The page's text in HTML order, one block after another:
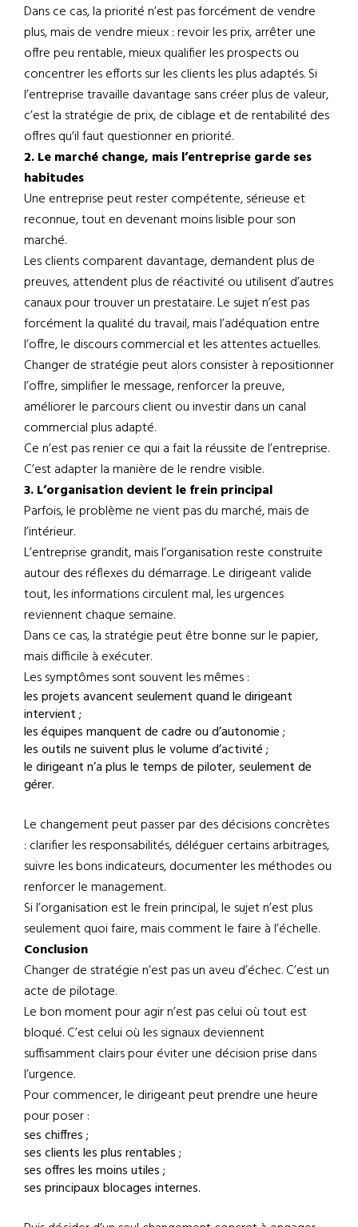
Dans ce cas, la priorité n’est pas forcément de vendre
plus, mais de vendre mieux : revoir les prix, arrêter une
offre peu rentable, mieux qualifier les prospects ou
concentrer les efforts sur les clients les plus adaptés. Si
l’entreprise travaille davantage sans créer plus de valeur,
c’est la stratégie de prix, de ciblage et de rentabilité des
offres qu’il faut questionner en priorité.
2. Le marché change, mais l’entreprise garde ses
habitudes
Une entreprise peut rester compétente, sérieuse et
reconnue, tout en devenant moins lisible pour son
marché.
Les clients comparent davantage, demandent plus de
preuves, attendent plus de réactivité ou utilisent d’autres
canaux pour trouver un prestataire. Le sujet n’est pas
forcément la qualité du travail, mais l’adéquation entre
l’offre, le discours commercial et les attentes actuelles.
Changer de stratégie peut alors consister à repositionner
l’offre, simplifier le message, renforcer la preuve,
améliorer le parcours client ou investir dans un canal
commercial plus adapté.
Ce n’est pas renier ce qui a fait la réussite de l’entreprise.
C’est adapter la manière de le rendre visible.
3. L’organisation devient le frein principal
Parfois, le problème ne vient pas du marché, mais de
l’intérieur.
L’entreprise grandit, mais l’organisation reste construite
autour des réflexes du démarrage. Le dirigeant valide
tout, les informations circulent mal, les urgences
reviennent chaque semaine.
Dans ce cas, la stratégie peut être bonne sur le papier,
mais difficile à exécuter.
Les symptômes sont souvent les mêmes :
les projets avancent seulement quand le dirigeant
intervient ;
les équipes manquent de cadre ou d’autonomie ;
les outils ne suivent plus le volume d’activité ;
le dirigeant n’a plus le temps de piloter, seulement de
gérer.
Le changement peut passer par des décisions concrètes
: clarifier les responsabilités, déléguer certains arbitrages,
suivre les bons indicateurs, documenter les méthodes ou
renforcer le management.
Si l’organisation est le frein principal, le sujet n’est plus
seulement quoi faire, mais comment le faire à l’échelle.
Conclusion
Changer de stratégie n’est pas un aveu d’échec. C’est un
acte de pilotage.
Le bon moment pour agir n’est pas celui où tout est
bloqué. C’est celui où les signaux deviennent
suffisamment clairs pour éviter une décision prise dans
l’urgence.
Pour commencer, le dirigeant peut prendre une heure
pour poser :
ses chiffres ;
ses clients les plus rentables ;
ses offres les moins utiles ;
ses principaux blocages internes.